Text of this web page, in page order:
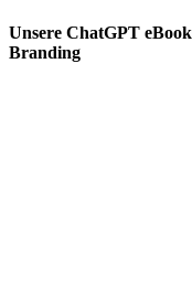
Unsere ChatGPT
Branding